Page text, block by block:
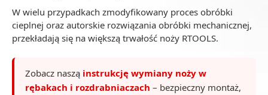
W wielu przypadkach zmodyfikowany proces obróbki
cieplnej oraz autorskie rozwiązania obróbki mechanicznej,
przekładają się na większą trwałość noży RTOOLS.
Zobacz naszą instrukcję wymiany noży w
rębakach i rozdrabniaczach – bezpieczny montaż,